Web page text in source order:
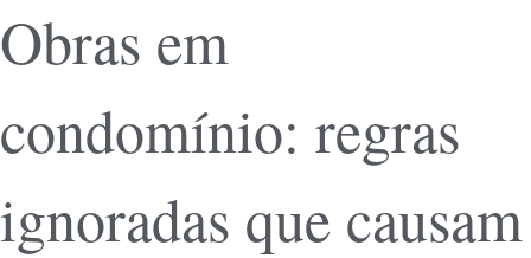
Obras em
condomínio: regras
ignoradas que causam